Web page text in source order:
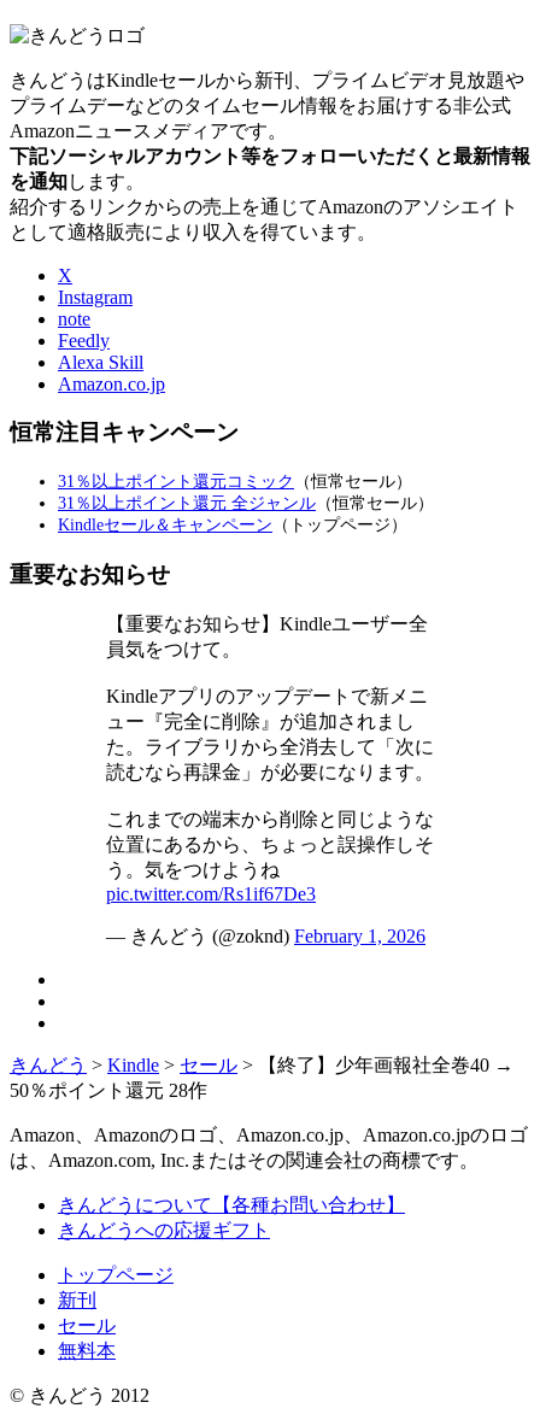
きんどうはKindleセールから新刊、プライムビデオ見放題や
プライムデーなどのタイムセール情報をお届けする非公式
Amazonニュースメディアです。
下記ソーシャルアカウント等をフォローいただくと最新情報
を通知します。
紹介するリンクからの売上を通じてAmazonのアソシエイト
として適格販売により収入を得ています。
X
Instagram
note
Feedly
Alexa Skill
Amazon.co.jp
恒常注目キャンペーン
31％以上ポイント還元コミック
（恒常セール）
31％以上ポイント還元 全ジャンル （恒常セール）
Kindleセール＆キャンペーン （トップページ）
重要なお知らせ
【重要なお知らせ】Kindleユーザー全
員気をつけて。
Kindleアプリのアップデートで新メニ
ュー『完全に削除』が追加されまし
た。ライブラリから全消去して「次に
読むなら再課金」が必要になります。
これまでの端末から削除と同じような
位置にあるから、ちょっと誤操作しそ
う。気をつけようね
pic.twitter.com/Rs1if67De3
— きんどう (@zoknd) February 1, 2026
きんどう > Kindle > セール >
【終了】少年画報社全巻40 →
50％ポイント還元 28作
Amazon、Amazonのロゴ、Amazon.co.jp、Amazon.co.jpのロゴ
は、Amazon.com, Inc.またはその関連会社の商標です。
きんどうについて【各種お問い合わせ】
きんどうへの応援ギフト
トップページ
新刊
セール
無料本
© きんどう 2012